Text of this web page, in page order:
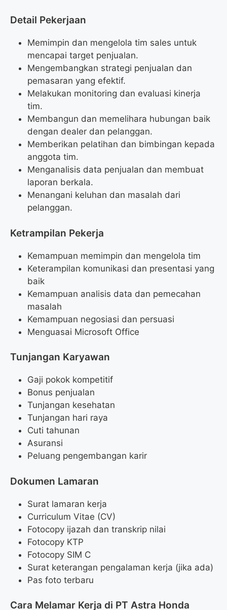
Detail Pekerjaan
Memimpin dan mengelola tim sales untuk
mencapai target penjualan.
Mengembangkan strategi penjualan dan
pemasaran yang efektif.
Melakukan monitoring dan evaluasi kinerja
tim.
Membangun dan memelihara hubungan baik
dengan dealer dan pelanggan.
Memberikan pelatihan dan bimbingan kepada
anggota tim.
Menganalisis data penjualan dan membuat
laporan berkala.
Menangani keluhan dan masalah dari
pelanggan.
Ketrampilan Pekerja
Kemampuan memimpin dan mengelola tim
Keterampilan komunikasi dan presentasi yang
baik
Kemampuan analisis data dan pemecahan
masalah
Kemampuan negosiasi dan persuasi
Menguasai Microsoft Office
Tunjangan Karyawan
Gaji pokok kompetitif
Bonus penjualan
Tunjangan kesehatan
Tunjangan hari raya
Cuti tahunan
Asuransi
Peluang pengembangan karir
Dokumen Lamaran
Surat lamaran kerja
Curriculum Vitae (CV)
Fotocopy ijazah dan transkrip nilai
Fotocopy KTP
Fotocopy SIM C
Surat keterangan pengalaman kerja (jika ada)
Pas foto terbaru
Cara Melamar Kerja di PT Astra Honda